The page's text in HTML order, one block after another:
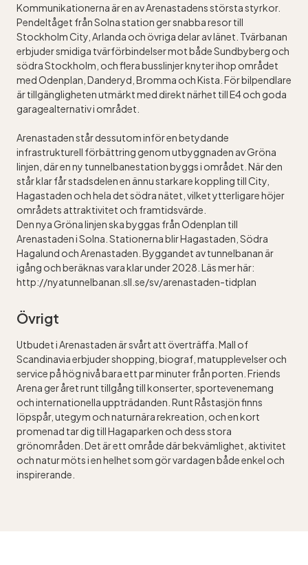
Kommunikationerna är en av Arenastadens största styrkor.
Pendeltåget från Solna station ger snabba resor till
Stockholm City, Arlanda och övriga delar av länet. Tvärbanan
erbjuder smidiga tvärförbindelser mot både Sundbyberg och
södra Stockholm, och flera busslinjer knyter ihop området
med Odenplan, Danderyd, Bromma och Kista. För bilpendlare
är tillgängligheten utmärkt med direkt närhet till E4 och goda
garagealternativ i området.
Arenastaden står dessutom inför en betydande
infrastrukturell förbättring genom utbyggnaden av Gröna
linjen, där en ny tunnelbanestation byggs i området. När den
står klar får stadsdelen en ännu starkare koppling till City,
Hagastaden och hela det södra nätet, vilket ytterligare höjer
områdets attraktivitet och framtidsvärde.
Den nya Gröna linjen ska byggas från Odenplan till
Arenastaden i Solna. Stationerna blir Hagastaden, Södra
Hagalund och Arenastaden. Byggandet av tunnelbanan är
igång och beräknas vara klar under 2028. Läs mer här:
http://nyatunnelbanan.sll.se/sv/arenastaden-tidplan
Övrigt
Utbudet i Arenastaden är svårt att överträffa. Mall of
Scandinavia erbjuder shopping, biograf, matupplevelser och
service på hög nivå bara ett par minuter från porten. Friends
Arena ger året runt tillgång till konserter, sportevenemang
och internationella uppträdanden. Runt Råstasjön finns
löpspår, utegym och naturnära rekreation, och en kort
promenad tar dig till Hagaparken och dess stora
grönområden. Det är ett område där bekvämlighet, aktivitet
och natur möts i en helhet som gör vardagen både enkel och
inspirerande.